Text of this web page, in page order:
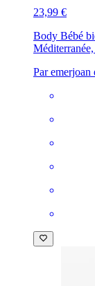
23,99 €
Body Bébé
Par emerjoan